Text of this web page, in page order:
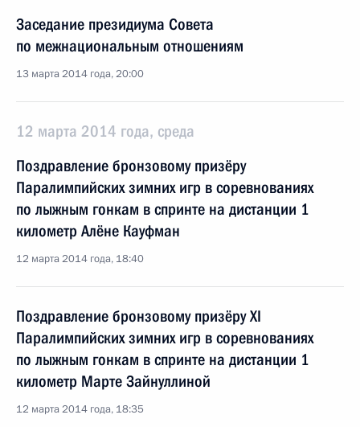
Заседание президиума Совета
по межнациональным отношениям
13 марта 2014 года, 20:00
12 марта 2014 года, среда
Поздравление бронзовому призёру
Паралимпийских зимних игр в соревнованиях
по лыжным гонкам в спринте на дистанции 1
километр Алёне Кауфман
12 марта 2014 года, 18:40
Поздравление бронзовому призёру XI
Паралимпийских зимних игр в соревнованиях
по лыжным гонкам в спринте на дистанции 1
километр Марте Зайнуллиной
12 марта 2014 года, 18:35